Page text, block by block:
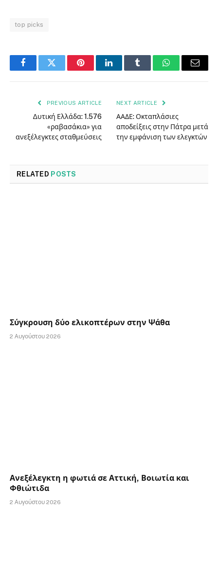
top picks
FacebookTwitter PinterestLinkedInTumblr WhatsAppEmail
PREVIOUS ARTICLE
∆υτική Ελλάδα: 1.576
«ραβασάκια» για
ανεξέλεγκτες σταθμεύσεις
NEXT ARTICLE
ΑΑΔΕ: Οκταπλάσιες
αποδείξεις στην Πάτρα μετά
την εμφάνιση των ελεγκτών
RELATED POSTS
Σύγκρουση δύο ελικοπτέρων στην Ψάθα
2 Αυγούστου 2026
Ανεξέλεγκτη η φωτιά σε Αττική, Βοιωτία και
Φθιώτιδα
2 Αυγούστου 2026